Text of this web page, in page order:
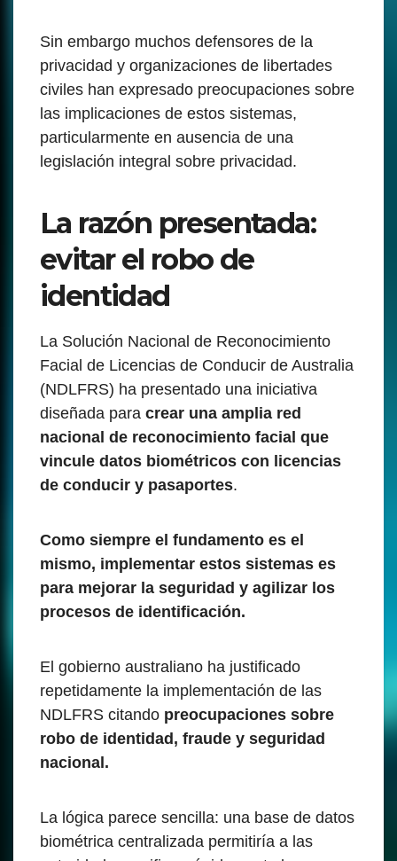
Sin embargo muchos defensores de la
privacidad y organizaciones de libertades
civiles han expresado preocupaciones sobre
las implicaciones de estos sistemas,
particularmente en ausencia de una
legislación integral sobre privacidad.
La razón presentada:
evitar el robo de
identidad
La Solución Nacional de Reconocimiento
Facial de Licencias de Conducir de Australia
(NDLFRS) ha presentado una iniciativa
diseñada para crear una amplia red
nacional de reconocimiento facial que
vincule datos biométricos con licencias
de conducir y pasaportes.
Como siempre el fundamento es el
mismo, implementar estos sistemas es
para mejorar la seguridad y agilizar los
procesos de identificación.
El gobierno australiano ha justificado
repetidamente la implementación de las
NDLFRS citando preocupaciones sobre
robo de identidad, fraude y seguridad
nacional.
La lógica parece sencilla: una base de datos
biométrica centralizada permitiría a las